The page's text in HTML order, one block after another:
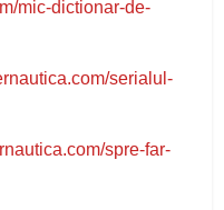
mic-dictionar-de-
serialul-
spre-far-